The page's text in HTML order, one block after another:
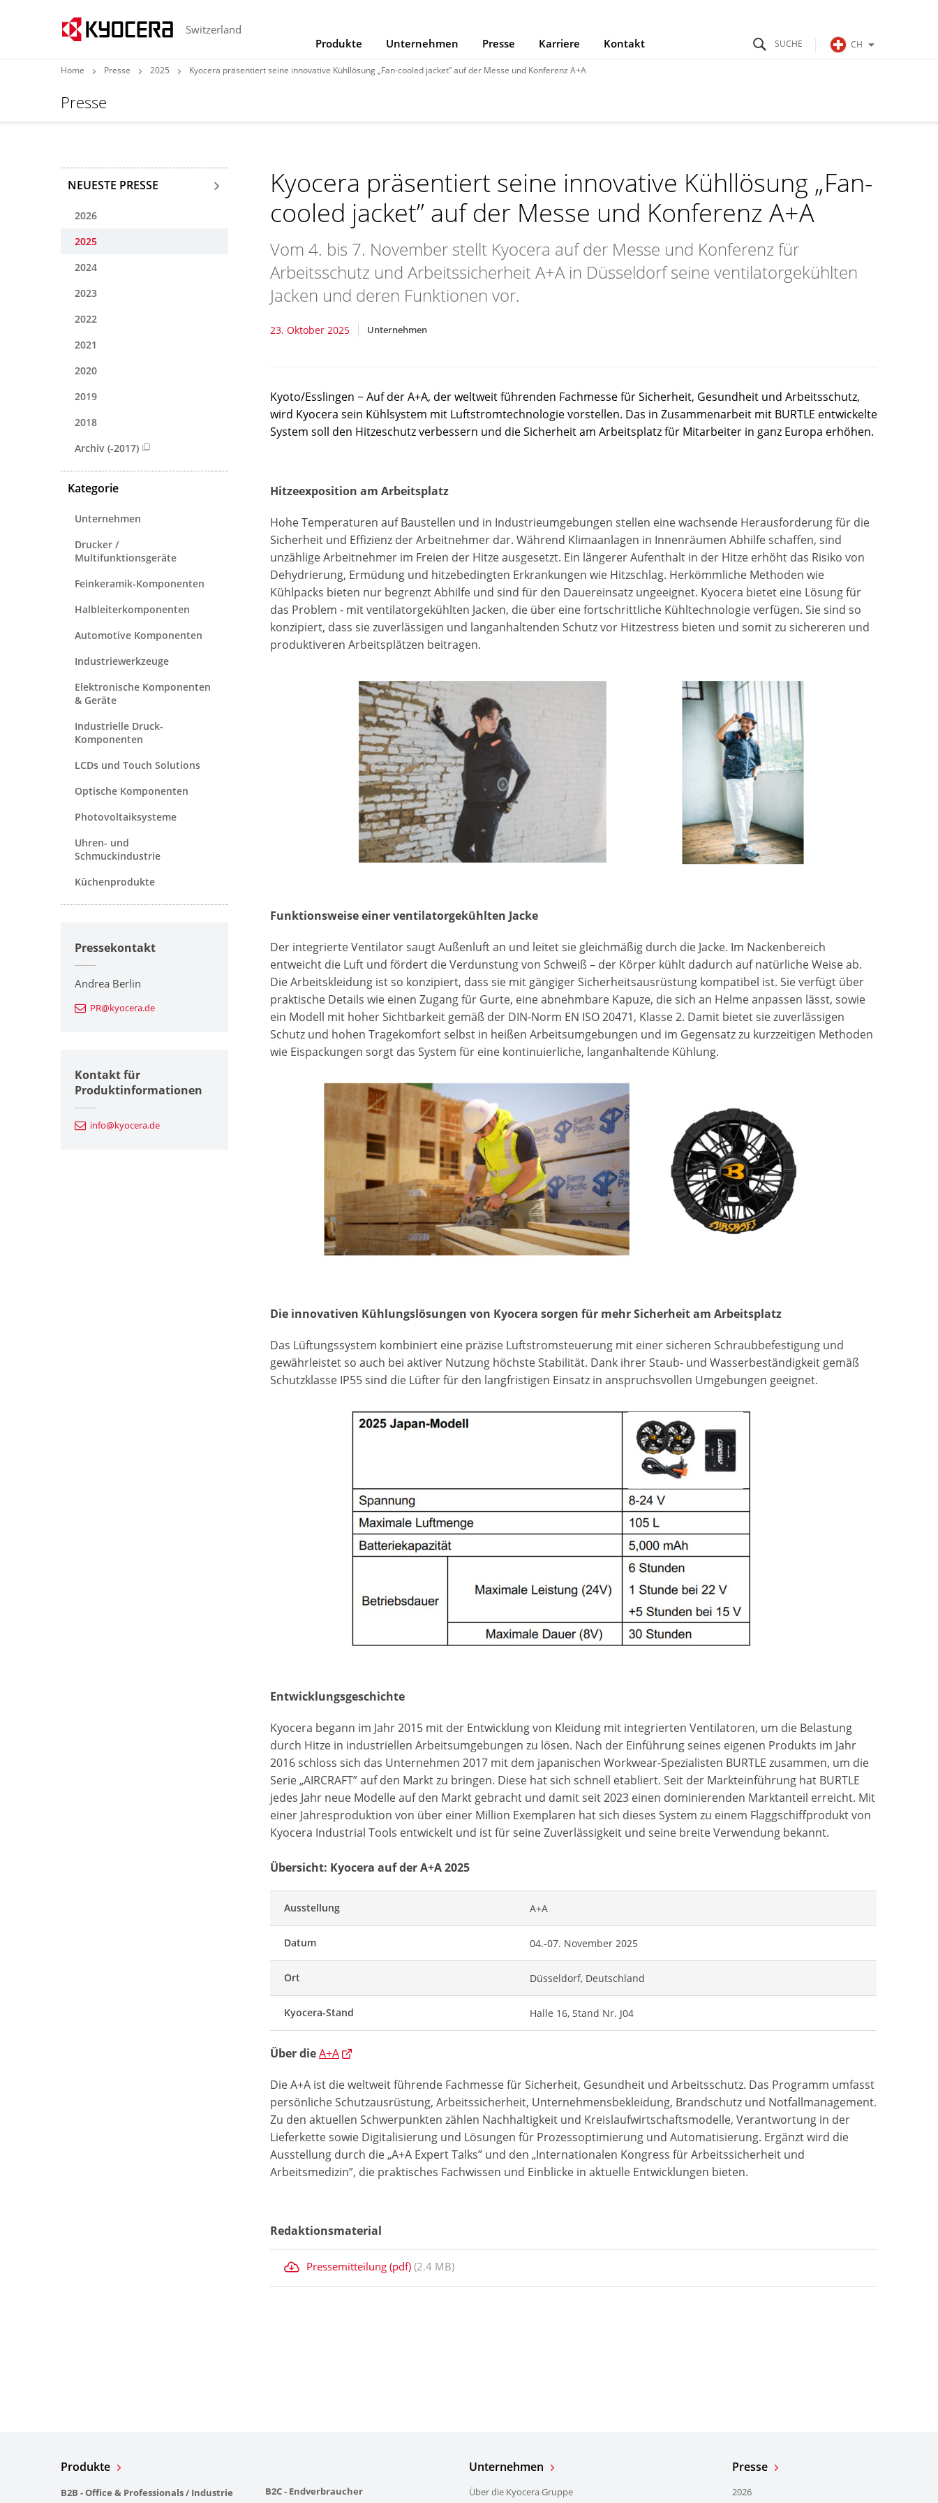
Switzerland
Produkte
Unternehmen Presse Karriere Kontakt CH
Home Presse 2025 Kyocera präsentiert seine innovative Kühllösung „Fan-cooled jacket” auf der Messe und Konferenz A+A
Presse
Kyocera präsentiert seine innovative Kühllösung „Fan-
cooled jacket” auf der Messe und Konferenz A+A
Vom 4. bis 7. November stellt Kyocera auf der Messe und Konferenz für
Arbeitsschutz und Arbeitssicherheit A+A in Düsseldorf seine ventilatorgekühlten
Jacken und deren Funktionen vor.
23. Oktober 2025 Unternehmen
Kyoto/Esslingen − Auf der A+A, der weltweit führenden Fachmesse für Sicherheit, Gesundheit und Arbeitsschutz,
wird Kyocera sein Kühlsystem mit Luftstromtechnologie vorstellen. Das in Zusammenarbeit mit BURTLE entwickelte
System soll den Hitzeschutz verbessern und die Sicherheit am Arbeitsplatz für Mitarbeiter in ganz Europa erhöhen.
Hitzeexposition am Arbeitsplatz
Hohe Temperaturen auf Baustellen und in Industrieumgebungen stellen eine wachsende Herausforderung für die
Sicherheit und Effizienz der Arbeitnehmer dar. Während Klimaanlagen in Innenräumen Abhilfe schaffen, sind
unzählige Arbeitnehmer im Freien der Hitze ausgesetzt. Ein längerer Aufenthalt in der Hitze erhöht das Risiko von
Dehydrierung, Ermüdung und hitzebedingten Erkrankungen wie Hitzschlag. Herkömmliche Methoden wie
Kühlpacks bieten nur begrenzt Abhilfe und sind für den Dauereinsatz ungeeignet. Kyocera bietet eine Lösung für
das Problem - mit ventilatorgekühlten Jacken, die über eine fortschrittliche Kühltechnologie verfügen. Sie sind so
konzipiert, dass sie zuverlässigen und langanhaltenden Schutz vor Hitzestress bieten und somit zu sichereren und
produktiveren Arbeitsplätzen beitragen.
Funktionsweise einer ventilatorgekühlten Jacke
Der integrierte Ventilator saugt Außenluft an und leitet sie gleichmäßig durch die Jacke. Im Nackenbereich
entweicht die Luft und fördert die Verdunstung von Schweiß – der Körper kühlt dadurch auf natürliche Weise ab.
Die Arbeitskleidung ist so konzipiert, dass sie mit gängiger Sicherheitsausrüstung kompatibel ist. Sie verfügt über
praktische Details wie einen Zugang für Gurte, eine abnehmbare Kapuze, die sich an Helme anpassen lässt, sowie
ein Modell mit hoher Sichtbarkeit gemäß der DIN-Norm EN ISO 20471, Klasse 2. Damit bietet sie zuverlässigen
Schutz und hohen Tragekomfort selbst in heißen Arbeitsumgebungen und im Gegensatz zu kurzzeitigen Methoden
wie Eispackungen sorgt das System für eine kontinuierliche, langanhaltende Kühlung.
Die innovativen Kühlungslösungen von Kyocera sorgen für mehr Sicherheit am Arbeitsplatz
Das Lüftungssystem kombiniert eine präzise Luftstromsteuerung mit einer sicheren Schraubbefestigung und
gewährleistet so auch bei aktiver Nutzung höchste Stabilität. Dank ihrer Staub- und Wasserbeständigkeit gemäß
Schutzklasse IP55 sind die Lüfter für den langfristigen Einsatz in anspruchsvollen Umgebungen geeignet.
Entwicklungsgeschichte
Kyocera begann im Jahr 2015 mit der Entwicklung von Kleidung mit integrierten Ventilatoren, um die Belastung
durch Hitze in industriellen Arbeitsumgebungen zu lösen. Nach der Einführung seines eigenen Produkts im Jahr
2016 schloss sich das Unternehmen 2017 mit dem japanischen Workwear-Spezialisten BURTLE zusammen, um die
Serie „AIRCRAFT” auf den Markt zu bringen. Diese hat sich schnell etabliert. Seit der Markteinführung hat BURTLE
jedes Jahr neue Modelle auf den Markt gebracht und damit seit 2023 einen dominierenden Marktanteil erreicht. Mit
einer Jahresproduktion von über einer Million Exemplaren hat sich dieses System zu einem Flaggschiffprodukt von
Kyocera Industrial Tools entwickelt und ist für seine Zuverlässigkeit und seine breite Verwendung bekannt.
Übersicht: Kyocera auf der A+A 2025
Ausstellung A+A
Datum 04.-07. November 2025
Ort Düsseldorf, Deutschland
Kyocera-Stand Halle 16, Stand Nr. J04
Über dieA+A
Die A+A ist die weltweit führende Fachmesse für Sicherheit, Gesundheit und Arbeitsschutz. Das Programm umfasst
persönliche Schutzausrüstung, Arbeitssicherheit, Unternehmensbekleidung, Brandschutz und Notfallmanagement.
Zu den aktuellen Schwerpunkten zählen Nachhaltigkeit und Kreislaufwirtschaftsmodelle, Verantwortung in der
Lieferkette sowie Digitalisierung und Lösungen für Prozessoptimierung und Automatisierung. Ergänzt wird die
Ausstellung durch die „A+A Expert Talks” und den „Internationalen Kongress für Arbeitssicherheit und
Arbeitsmedizin”, die praktisches Fachwissen und Einblicke in aktuelle Entwicklungen bieten.
Redaktionsmaterial
Pressemitteilung (pdf) (2.4 MB)
NEUESTE PRESSE
2026
2025
2024
2023
2022
2021
2020
2019
2018
Archiv (-2017)
Kategorie
Unternehmen
Drucker /
Multifunktionsgeräte
Feinkeramik-Komponenten
Halbleiterkomponenten
Automotive Komponenten
Industriewerkzeuge
Elektronische Komponenten
& Geräte
Industrielle Druck-
Komponenten
LCDs und Touch Solutions
Optische Komponenten
Photovoltaiksysteme
Uhren- und
Schmuckindustrie
Küchenprodukte
Pressekontakt
Andrea Berlin
PR@kyocera.de
Kontakt für
Produktinformationen
info@kyocera.de
Produkte
B2B - Office & Professionals / Industrie B2C - Endverbraucher
Unternehmen
Über die Kyocera Gruppe
Presse
2026